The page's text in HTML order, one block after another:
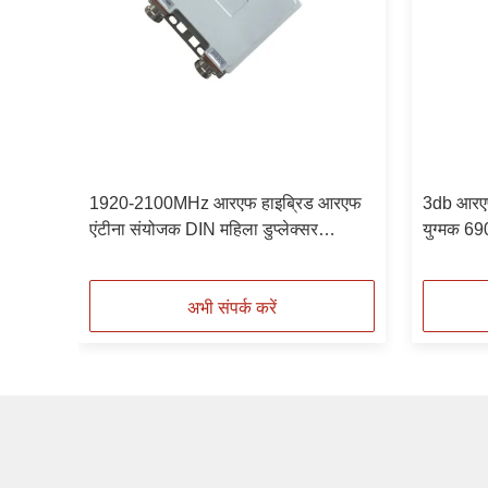
1920-2100MHz आरएफ हाइब्रिड आरएफ
एंटीना संयोजक DIN महिला डुप्लेक्सर
अभी संपर्क करें
3db
युग्मक